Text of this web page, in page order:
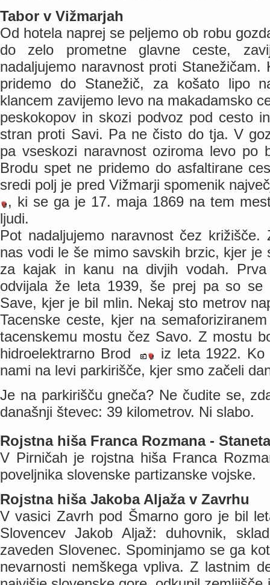
Tabor v Vižmarjah
Od hotela naprej se peljemo ob robu
do zelo prometne glavne ceste,
nadaljujemo naravnost proti
pridemo do Stanežič, za košato lipo
klancem zavijemo levo na makadamsko
peskokopov in skozi podvoz pod cesto
stran proti Savi. Pa ne čisto do tja. V
pa vseskozi naravnost oziroma levo po
Brodu spet ne pridemo do asfaltirane
sredi polj je pred Vižmarji spomenik
, ki se ga je 17. maja 1869 na tem
ljudi.
Pot nadaljujemo naravnost čez
nas vodi le še mimo savskih brzic, kjer je
za kajak in kanu na divjih vodah.
odvijala že leta 1939, še prej pa so se
Save, kjer je bil mlin. Nekaj sto metrov
Tacenske ceste, kjer na
tacenskemu mostu čez Savo. Z mostu
hidroelektrarno Brod
iz leta 1922. Ko
nami na levi parkirišče, kjer smo začeli
Je na parkirišču gneča? Ne čudite se,
današnji števec: 39 kilometrov. Ni slabo.
Rojstna hiša Franca Rozmana -
V Pirničah je rojstna hiša Franca
poveljnika slovenske partizanske vojske.
Rojstna hiša Jakoba Aljaža v Zavrhu
V vasici Zavrh pod Šmarno goro je bil
Slovencev Jakob Aljaž: duhovnik,
zaveden Slovenec. Spominjamo se ga
nevarnosti nemškega vpliva. Z lastnim